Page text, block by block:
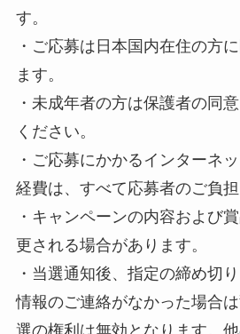
す。
・ご応募は日本国内在住の方
ます。
・未成年者の方は保護者の同
ください。
・ご応募にかかるインターネ
経費は、すべて応募者のご負担
・キャンペーンの内容および
更される場合があります。
・当選通知後、指定の締め切
情報のご連絡がなかった場合